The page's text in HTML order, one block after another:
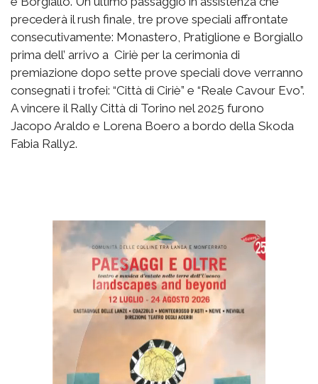
precederà il rush finale, tre prove speciali affrontate
consecutivamente: Monastero, Pratiglione e Borgiallo
prima dell’ arrivo a Ciriè per la cerimonia di
premiazione dopo sette prove speciali dove verranno
consegnati i trofei: “Città di Ciriè” e “Reale Cavour Evo”.
A vincere il Rally Città di Torino nel 2025 furono
Jacopo Araldo e Lorena Boero a bordo della Skoda
Fabia Rally2.